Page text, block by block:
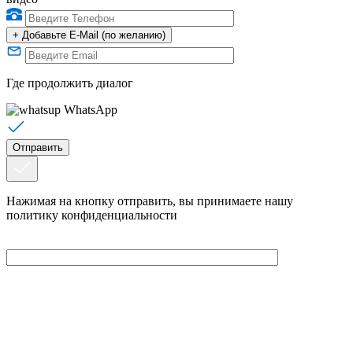
+ Добавьте E-Mail (по желанию)
Где продолжить диалог
WhatsApp
Нажимая на кнопку отправить, вы принимаете нашу
политику конфиденциальности